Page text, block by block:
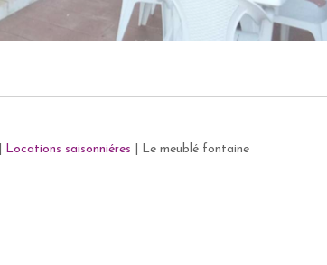
Locations saisonniéres Le meublé fontaine